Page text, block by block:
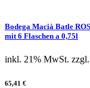
Bodega Macià Batle
mit 6 Flaschen a 0,75l
inkl. 21% MwSt.
65,41 €